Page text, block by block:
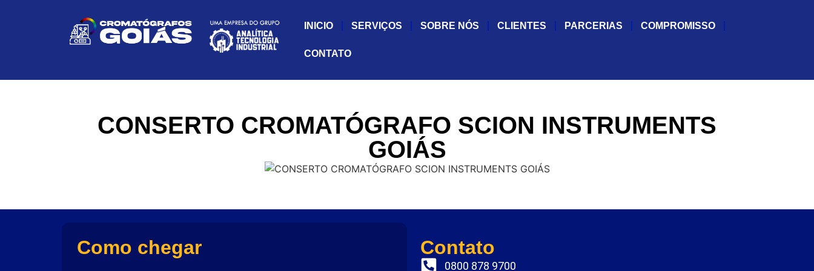
INICIO SERVIÇOS SOBRE NÓS CLIENTES PARCERIAS COMPROMISSO
CONTATO
CONSERTO CROMATÓGRAFO SCION INSTRUMENTS
GOIÁS
Como chegar Contato
0800 878 9700